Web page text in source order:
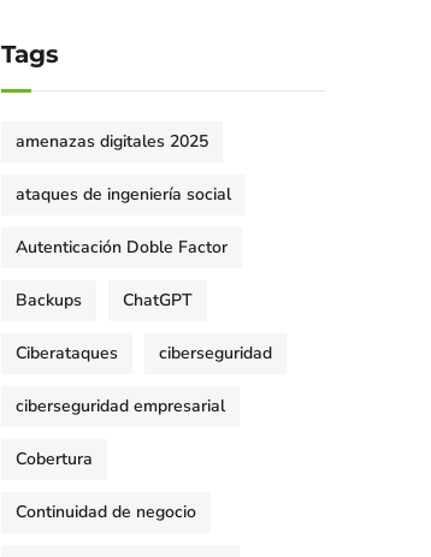
Tags
amenazas digitales 2025
ataques de ingeniería social
Autenticación Doble Factor
Backups ChatGPT
Ciberataques ciberseguridad
ciberseguridad empresarial
Cobertura
Continuidad de negocio